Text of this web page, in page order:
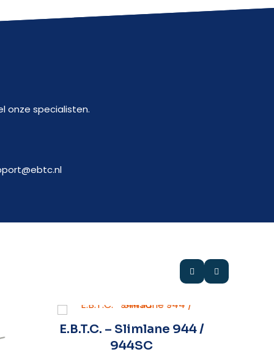
onze specialisten.
E.B.T.C. – Slimlane 944 /
944SC